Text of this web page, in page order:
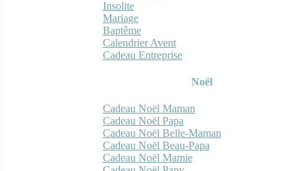
Insolite
Mariage
Baptême
Calendrier Avent
Cadeau Entreprise
Noël
Cadeau Noël Maman
Cadeau Noël Papa
Cadeau Noël Belle-Maman
Cadeau Noël Beau-Papa
Cadeau Noël Mamie